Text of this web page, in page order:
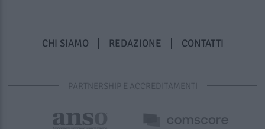
CHI SIAMO REDAZIONE CONTATTI
PARTNERSHIP E ACCREDITAMENTI